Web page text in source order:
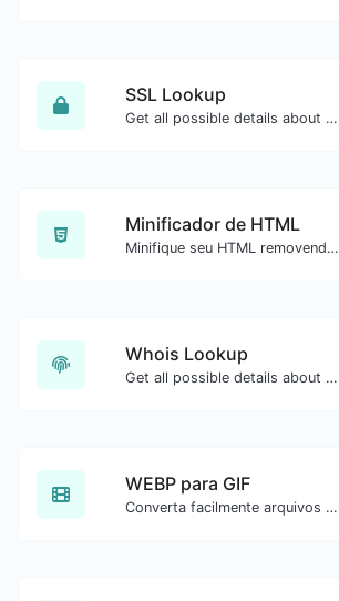
SSL Lookup
Get all possible details about an SSL certificate.
Minificador de HTML
Minifique seu HTML removendo todos os caracteres desnecessários.
Whois Lookup
Get all possible details about a domain name.
WEBP para GIF
Converta facilmente arquivos de imagem WEBP para GIF.